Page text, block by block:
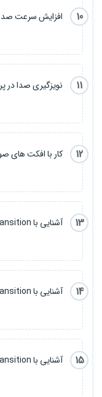
10
افزایش سرعت
11
نویزگیری صدا در
12
کار با افکت های
13
آشنایی با transition ها آموزش Push (هل دادن)
14
آشنایی با transition ها آموزش Spin ( چرخش )
15
آشنایی با transition ها آموزش Zoom ( زوم کردن )